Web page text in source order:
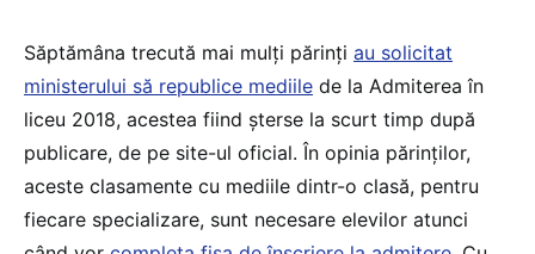
Săptămâna trecută mai mulți părinți au solicitat
ministerului să republice mediile de la Admiterea în
liceu 2018, acestea fiind şterse la scurt timp după
publicare, de pe site-ul oficial. În opinia părinților,
aceste clasamente cu mediile dintr-o clasă, pentru
fiecare specializare, sunt necesare elevilor atunci